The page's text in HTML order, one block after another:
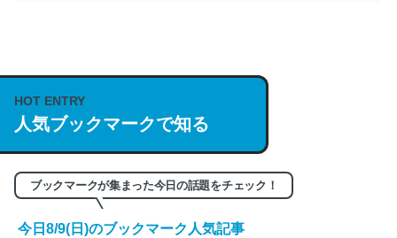
説してる記事が少ないので貴重な良記事。/続編来た
https://isobe324649.hatenablog.com/entry/2023/03/27
/064121
─GPTの仕組みと限界についての考察（１） - conceptualization
HOT ENTRY
人気ブックマークで知る
ブックマークが集まった今日の話題をチェック！
今日8/9(日)のブックマーク人気記事